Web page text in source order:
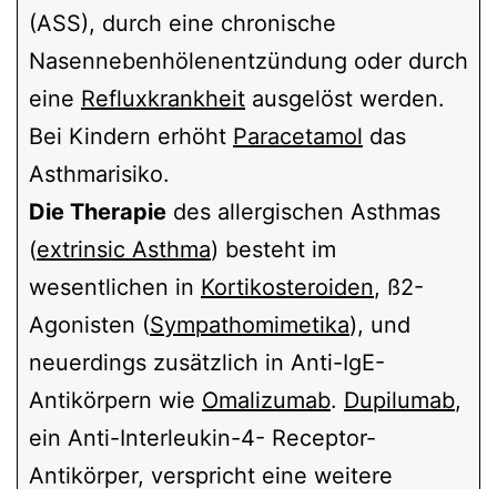
(ASS), durch eine chronische
Nasennebenhölenentzündung oder durch
eine Refluxkrankheit ausgelöst werden.
Bei Kindern erhöht Paracetamol das
Asthmarisiko.
Die Therapie des allergischen Asthmas
(extrinsic Asthma) besteht im
wesentlichen in Kortikosteroiden, ß2-
Agonisten (Sympathomimetika), und
neuerdings zusätzlich in Anti-IgE-
Antikörpern wie Omalizumab. Dupilumab,
ein Anti-Interleukin-4- Receptor-
Antikörper, verspricht eine weitere